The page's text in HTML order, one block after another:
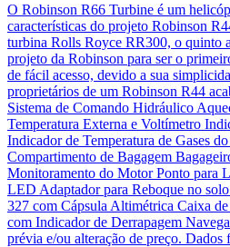
O Robinson R66 Turbine é um
características do projeto Robinson
turbina Rolls Royce RR300, o quinto
projeto da Robinson para ser o
de fácil acesso, devido a sua
proprietários de um Robinson R44
Sistema de Comando Hidráulico
Temperatura Externa e Voltímetro
Indicador de Temperatura de Gases
Compartimento de Bagagem
Monitoramento do Motor Ponto para
LED Adaptador para Reboque no
327 com Cápsula Altimétrica Caixa
com Indicador de Derrapagem
prévia e/ou alteração de preço.